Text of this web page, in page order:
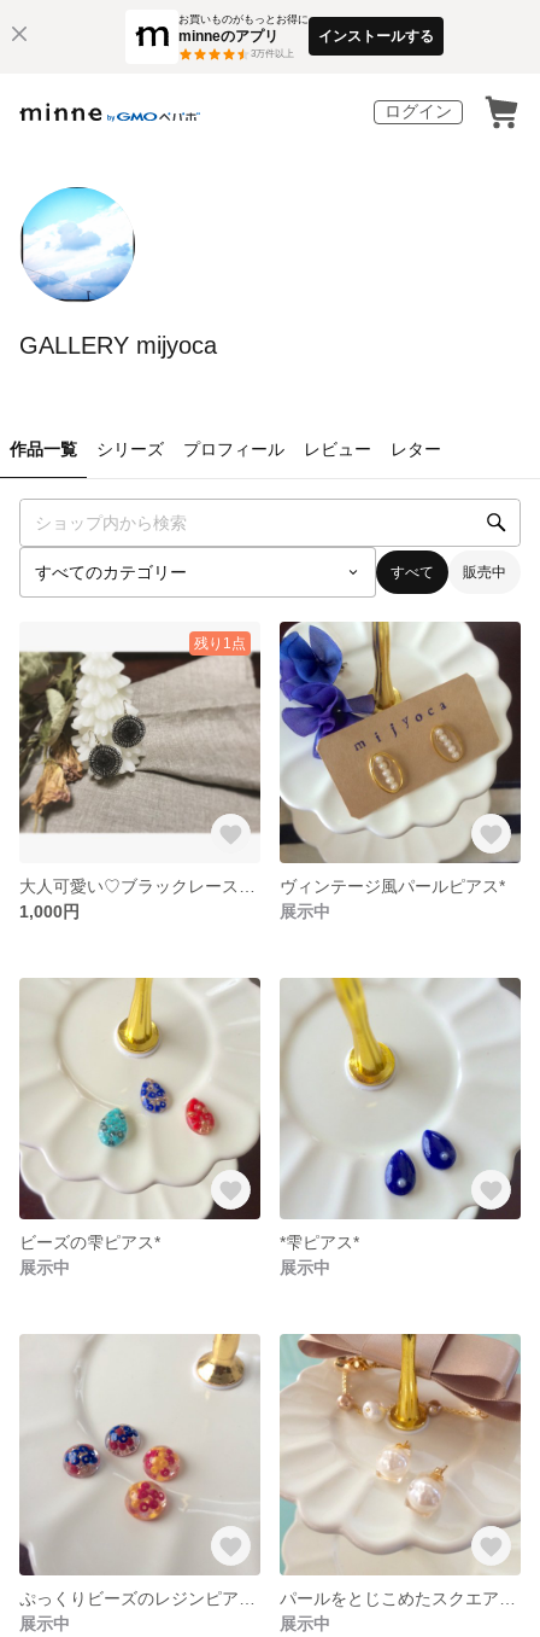
お買いものがもっとお得に
minneのアプリ
3万件以上
インストールする
ログイン
GALLERY mijyoca
作品一覧 シリーズ プロフィール レビュー レター
すべて 販売中
残り1点
1,000円
ヴィンテージ風パールピアス*
展示中
ビーズの雫ピアス*
展示中
*雫ピアス*
展示中
展示中
展示中